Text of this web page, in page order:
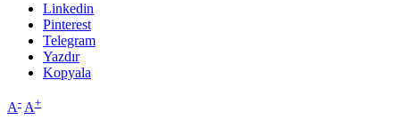
Linkedin
Pinterest
Telegram
Yazdır
Kopyala
A- A+